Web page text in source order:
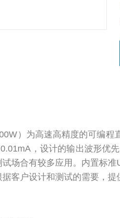
）为高速高精度的可编程
，设计的输出波形优
场合有较多应用。内置标
客户设计和测试的需要，提